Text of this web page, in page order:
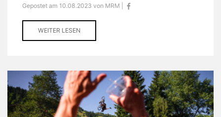
Gepostet am 10.08.2023 von MRM |
WEITER LESEN